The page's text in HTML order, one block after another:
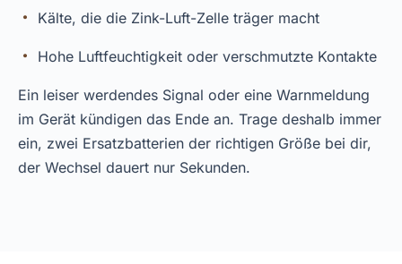
Kälte, die die Zink-Luft-Zelle träger macht
Hohe Luftfeuchtigkeit oder verschmutzte Kontakte
Ein leiser werdendes Signal oder eine Warnmeldung
im Gerät kündigen das Ende an. Trage deshalb immer
ein, zwei Ersatzbatterien der richtigen Größe bei dir,
der Wechsel dauert nur Sekunden.